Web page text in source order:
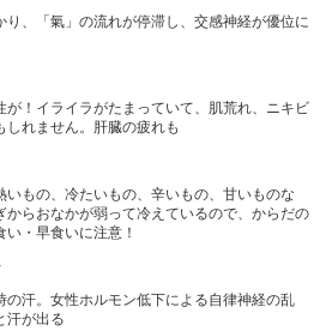
、「氣」の流れが停滞し、交感神経が優位に
！イライラがたまっていて、肌荒れ、ニキビ
れません。肝臓の疲れも
いもの、冷たいもの、辛いもの、甘いものな
からおなかが弱って冷えているので、からだの
・早食いに注意！
汗。女性ホルモン低下による自律神経の乱
汗が出る